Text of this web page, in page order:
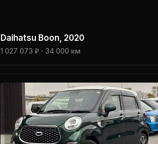
Daihatsu Boon , 2020
1 027 073 ₽ · 34 000 км